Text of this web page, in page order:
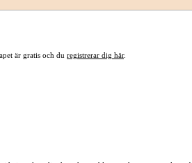
är gratis och du registrerar dig här.